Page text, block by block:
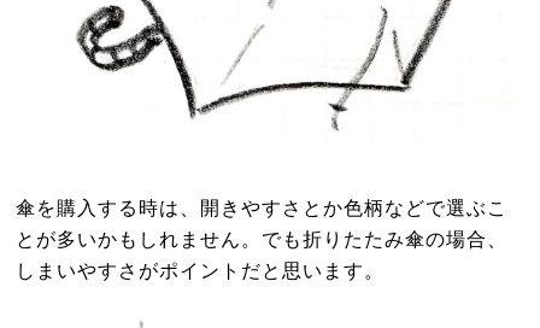
傘を購入する時は、開きやすさとか色柄などで選ぶこ
とが多いかもしれません。でも折りたたみ傘の場合、
しまいやすさがポイントだと思います。